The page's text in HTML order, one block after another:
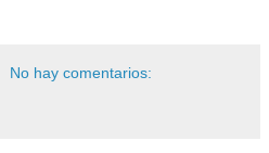
No hay comentarios: